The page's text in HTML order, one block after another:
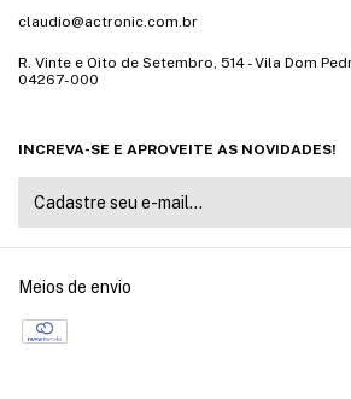
claudio@actronic.com.br
R. Vinte e Oito de Setembro, 514 - Vila Dom
04267-000
INCREVA-SE E APROVEITE AS NOVIDADES!
Meios de envio